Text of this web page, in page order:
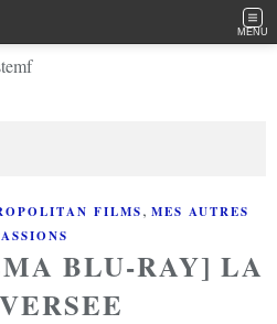
MENU
FILMS, MES AUTRES
BLU-RAY] LA